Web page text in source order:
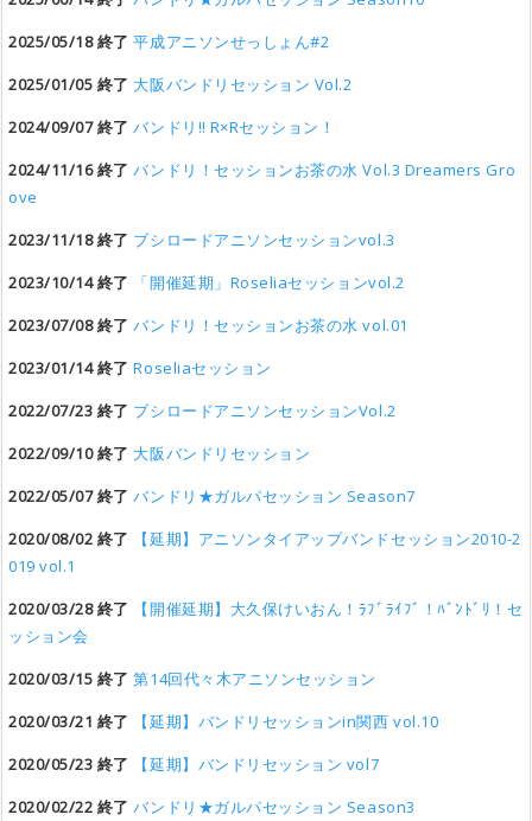
2025/05/18 終了 平成アニソンせっしょん#2
2025/01/05 終了 大阪バンドリセッション Vol.2
2024/09/07 終了 バンドリ‼︎ R×Rセッション！
2024/11/16 終了 バンドリ！セッションお茶の水 Vol.3 Dreamers Gro
ove
2023/11/18 終了 ブシロードアニソンセッションvol.3
2023/10/14 終了
「開催延期」Roseliaセッションvol.2
2023/07/08 終了 バンドリ！セッションお茶の水 vol.01
2023/01/14 終了 Roseliaセッション
2022/07/23 終了 ブシロードアニソンセッションVol.2
2022/09/10 終了 大阪バンドリセッション
2022/05/07 終了 バンドリ★ガルパセッション Season7
2020/08/02 終了
【延期】アニソンタイアップバンドセッション2010-2
019 vol.1
2020/03/28 終了
【開催延期】大久保けいおん！ﾗﾌﾞﾗｲﾌﾞ！ﾊﾞﾝﾄﾞﾘ！セ
ッション会
2020/03/15 終了 第14回代々木アニソンセッション
2020/03/21 終了
【延期】バンドリセッションin関西 vol.10
2020/05/23 終了
【延期】バンドリセッション vol7
2020/02/22 終了 バンドリ★ガルパセッション Season3